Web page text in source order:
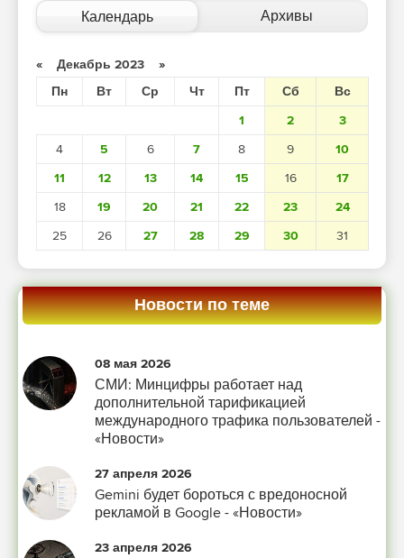
Календарь Архивы
« Декабрь 2023 »
Пн
Вт Ср Чт Пт Сб
Вс
1
2
3
4
5 6 7 8 9
10
11
12 13 14 15 16
17
18
19 20 21 22 23
24
25
26 27 28 29 30 31
Новости по теме
08 мая 2026
СМИ: Минцифры работает над
дополнительной тарификацией
международного трафика пользователей -
«Новости»
27 апреля 2026
Gemini будет бороться с вредоносной
рекламой в Google - «Новости»
23 апреля 2026